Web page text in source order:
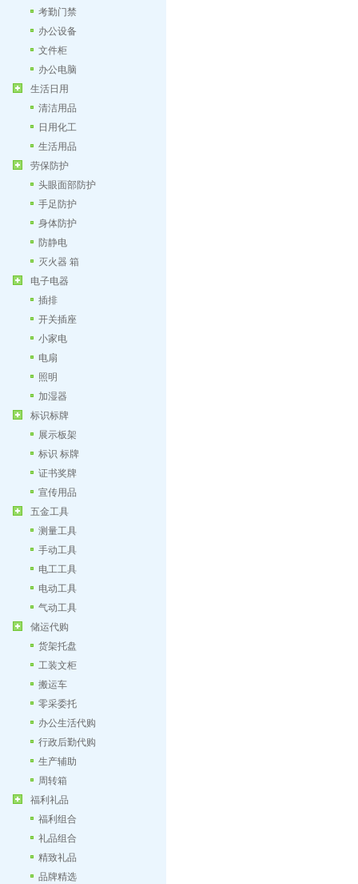
考勤门禁
办公设备
文件柜
办公电脑
生活日用
清洁用品
日用化工
生活用品
劳保防护
头眼面部防护
手足防护
身体防护
防静电
灭火器 箱
电子电器
插排
开关插座
小家电
电扇
照明
加湿器
标识标牌
展示板架
标识 标牌
证书奖牌
宣传用品
五金工具
测量工具
手动工具
电工工具
电动工具
气动工具
储运代购
货架托盘
工装文柜
搬运车
零采委托
办公生活代购
行政后勤代购
生产辅助
周转箱
福利礼品
福利组合
礼品组合
精致礼品
品牌精选